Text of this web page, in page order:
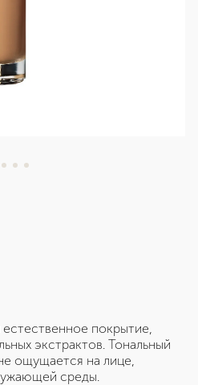
покрытие,
экстрактов. Тональный
ощущается на лице,
среды.